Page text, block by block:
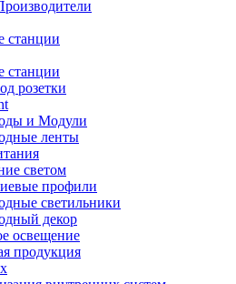
станции
станции
розетки
и Модули
ленты
светом
профили
светильники
декор
освещение
продукция